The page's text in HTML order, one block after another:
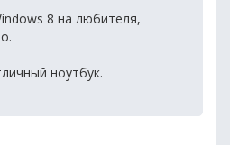
8 на любителя,
ноутбук.